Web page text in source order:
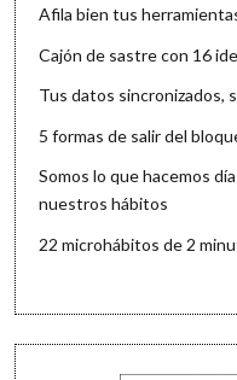
Afila bien tus
Cajón de sastre con 16
Tus datos sincronizados,
5 formas de salir del
Somos lo que hacemos
nuestros hábitos
22 microhábitos de 2